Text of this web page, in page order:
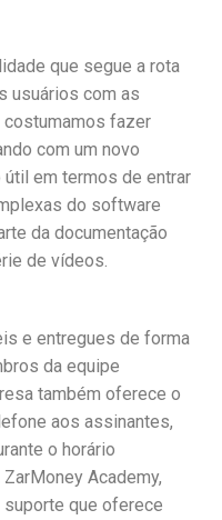
que segue a rota
usuários com as
fazer
com um novo
em termos de entrar
do software
da documentação
de vídeos.
e entregues de forma
da equipe
também oferece o
aos assinantes,
o horário
Academy,
suporte que oferece